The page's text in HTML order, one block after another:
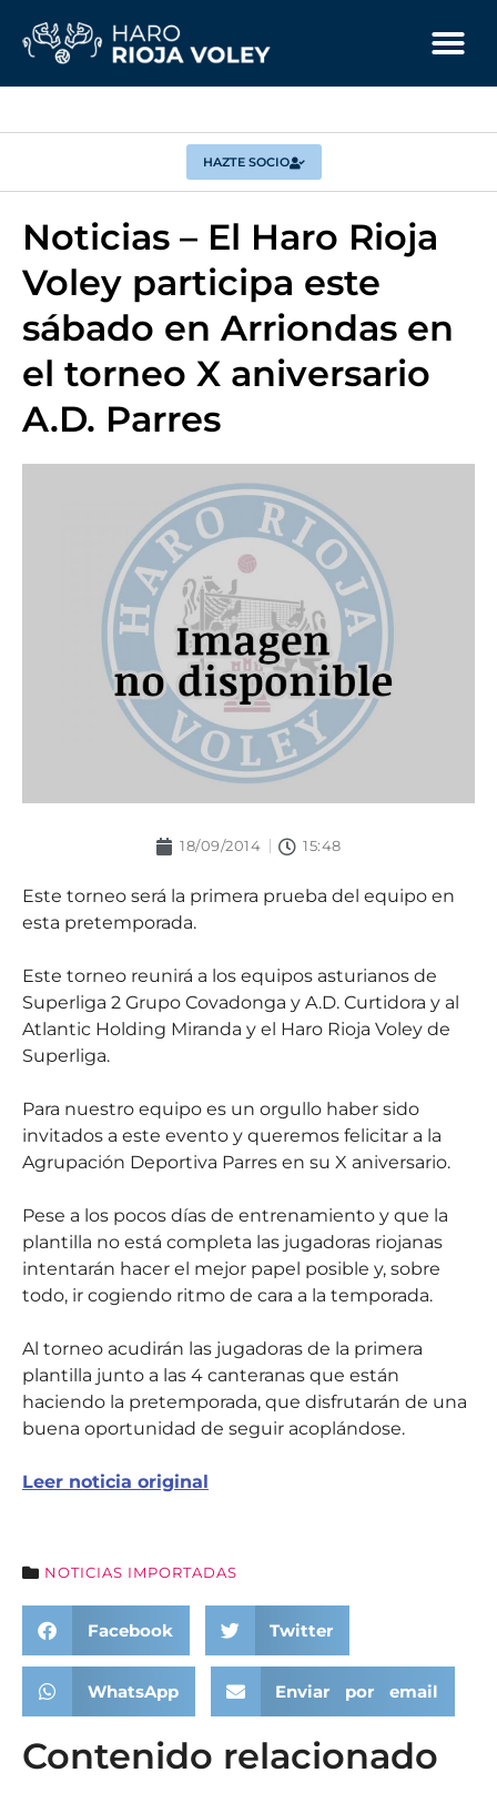
HAZTE SOCIO
Noticias – El Haro Rioja
Voley participa este
sábado en Arriondas en
el torneo X aniversario
A.D. Parres
18/09/2014 15:48
Este torneo será la primera prueba del equipo en
esta pretemporada.
Este torneo reunirá a los equipos asturianos de
Superliga 2 Grupo Covadonga y A.D. Curtidora y al
Atlantic Holding Miranda y el Haro Rioja Voley de
Superliga.
Para nuestro equipo es un orgullo haber sido
invitados a este evento y queremos felicitar a la
Agrupación Deportiva Parres en su X aniversario.
Pese a los pocos días de entrenamiento y que la
plantilla no está completa las jugadoras riojanas
intentarán hacer el mejor papel posible y, sobre
todo, ir cogiendo ritmo de cara a la temporada.
Al torneo acudirán las jugadoras de la primera
plantilla junto a las 4 canteranas que están
haciendo la pretemporada, que disfrutarán de una
buena oportunidad de seguir acoplándose.
Leer noticia original
NOTICIAS IMPORTADAS
Facebook Twitter
WhatsApp Enviar por email
Contenido relacionado